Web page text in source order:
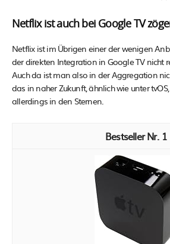
Netflix ist auch bei Google TV
Netflix ist im Übrigen einer der wenigen
der direkten Integration in Google TV nicht
Auch da ist man also in der Aggregation
das in naher Zukunft, ähnlich wie unter
allerdings in den Sternen.
1